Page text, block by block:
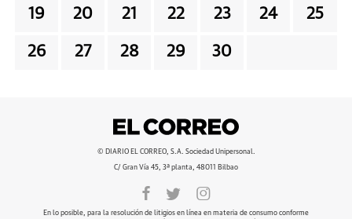
19 20 21 22 23 24 25
26 27 28 29 30
© DIARIO EL CORREO, S.A. Sociedad Unipersonal.
C/ Gran Vía 45, 3ª planta, 48011 Bilbao
En lo posible, para la resolución de litigios en línea en materia de consumo conforme